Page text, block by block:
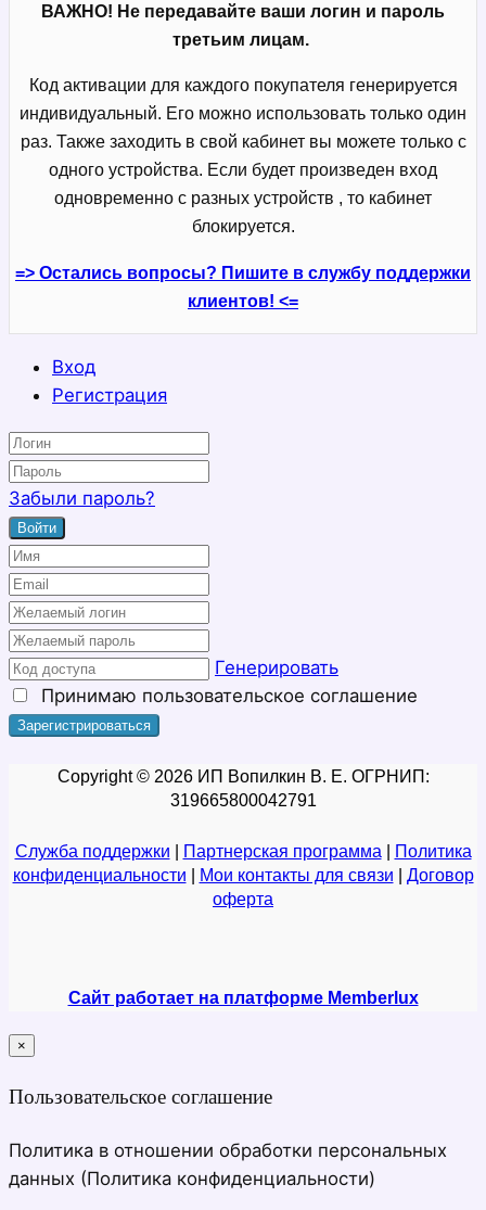
ВАЖНО! Не передавайте ваши логин и пароль
третьим лицам.
Код активации для каждого покупателя генерируется
индивидуальный. Его можно использовать только один
раз. Также заходить в свой кабинет вы можете только с
одного устройства. Если будет произведен вход
одновременно с разных устройств , то кабинет
блокируется.
=> Остались вопросы? Пишите в службу поддержки
клиентов! <=
Вход
Регистрация
Забыли пароль?
Войти
Генерировать
Принимаю пользовательское соглашение
Copyright © 2026 ИП Вопилкин В. Е. ОГРНИП:
319665800042791
Служба поддержки Партнерская программа
Политика
конфиденциальности
Мои контакты для связи
Договор
оферта
Сайт работает на платформе Memberlux
×
закрыть
Пользовательское соглашение
Политика в отношении обработки персональных
данных (Политика конфиденциальности)